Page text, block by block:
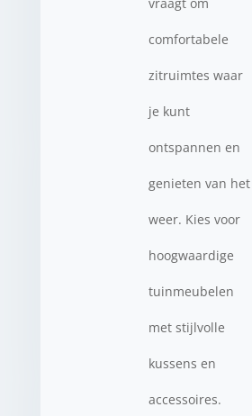
comfortabele
zitruimtes waar
je kunt
ontspannen en
genieten van het
weer. Kies voor
hoogwaardige
tuinmeubelen
met stijlvolle
kussens en
accessoires.